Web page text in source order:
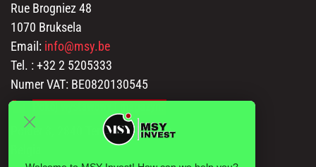
Rue Brogniez 48
1070 Bruksela
Email: info@msy.be
Tel. : +32 2 5205333
Numer VAT: BE0820130545
Polder 3, 2840 Terhagen(Rumst)